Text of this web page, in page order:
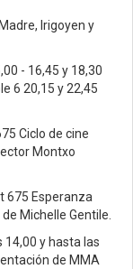
Irigoyen y
- 16,45 y 18,30
6 20,15 y 22,45
Ciclo de cine
Montxo
675 Esperanza
Michelle Gentile.
14,00 y hasta las
de MMA